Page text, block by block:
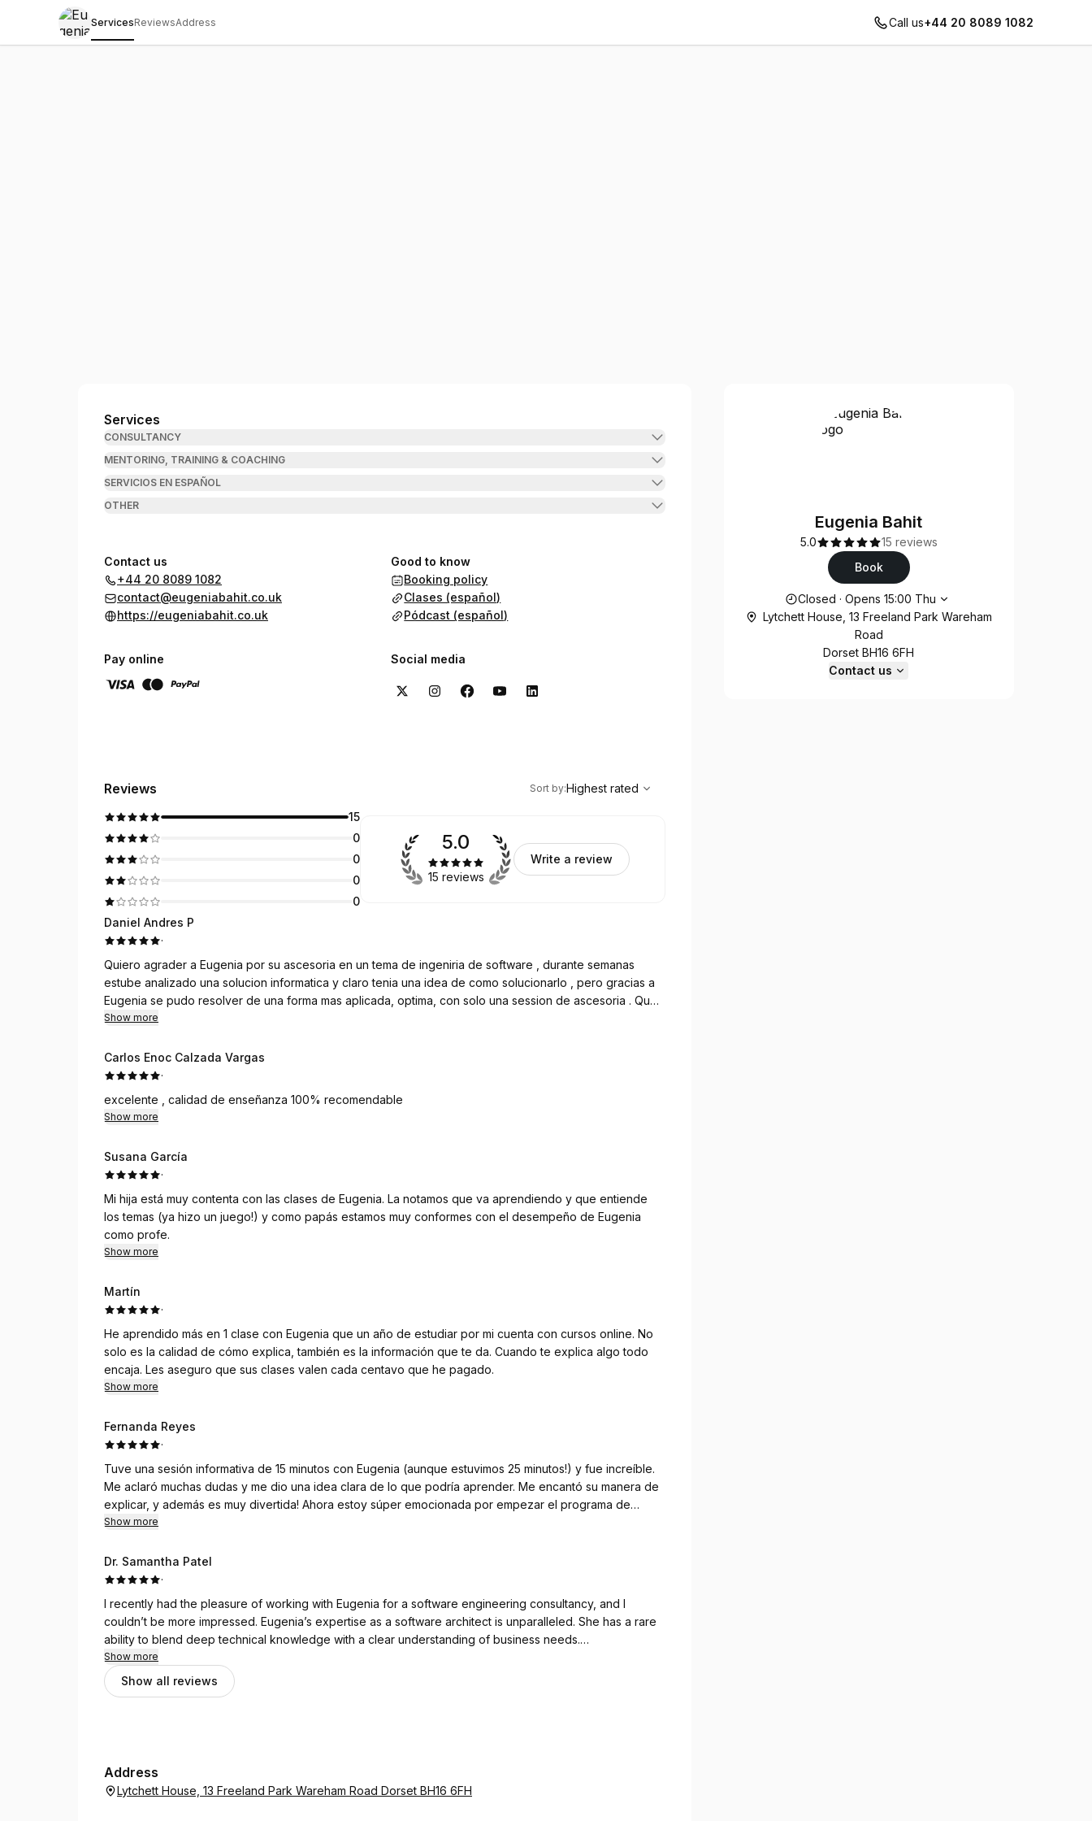
ServicesReviewsAddress Call us+44 20 8089 1082
Eugenia Bahit
Services
CONSULTANCY
MENTORING, TRAINING & COACHING
SERVICIOS EN ESPAÑOL
OTHER
Contact us
+44 20 8089 1082
contact@eugeniabahit.co.uk
https://eugeniabahit.co.uk
Good to know
Booking policy
Clases (español)
Pódcast (español)
Pay online Social media
Reviews
Highest rated
Sort by:Highest rated
15
0
0
0
0
5.0
15 reviews
Write a review
Daniel Andres P
·
Quiero agrader a Eugenia por su ascesoria en un tema de ingeniria de software , durante semanas
estube analizado una solucion informatica y claro tenia una idea de como solucionarlo , pero gracias a
Eugenia se pudo resolver de una forma mas aplicada, optima, con solo una session de ascesoria . Que
Show more
Carlos Enoc Calzada Vargas
·
excelente , calidad de enseñanza 100% recomendable
Show more
Susana García
·
Mi hija está muy contenta con las clases de Eugenia. La notamos que va aprendiendo y que entiende
los temas (ya hizo un juego!) y como papás estamos muy conformes con el desempeño de Eugenia
como profe.
Show more
Martín
·
He aprendido más en 1 clase con Eugenia que un año de estudiar por mi cuenta con cursos online. No
solo es la calidad de cómo explica, también es la información que te da. Cuando te explica algo todo
encaja. Les aseguro que sus clases valen cada centavo que he pagado.
Show more
Fernanda Reyes
·
Tuve una sesión informativa de 15 minutos con Eugenia (aunque estuvimos 25 minutos!) y fue increíble.
Me aclaró muchas dudas y me dio una idea clara de lo que podría aprender. Me encantó su manera de
explicar, y además es muy divertida! Ahora estoy súper emocionada por empezar el programa de
mentoría con ella. Sabe muchísimo y siento que voy a aprender bastante.
Show more
Dr. Samantha Patel
·
I recently had the pleasure of working with Eugenia for a software engineering consultancy, and I
couldn’t be more impressed. Eugenia’s expertise as a software architect is unparalleled. She has a rare
ability to blend deep technical knowledge with a clear understanding of business needs.
Throughout our sessions, Eugenia provided insightful guidance that helped streamline our project
architecture, ensuring our solution was both robust and scalable. Her recommendations were always
ideas in an accessible way, and helps find pragmatic solutions to challenges. Thanks to her, we feel
much more confident in the direction of our software development.
Show more
Show all reviews
Address
Lytchett House, 13 Freeland Park Wareham Road Dorset BH16 6FH
Eugenia Bahit
5.0
15 reviews
Book
Opening hours
Closed ·Opens 15:00 Thu
Lytchett House, 13 Freeland Park Wareham
Road
Dorset BH16 6FH
Contact us